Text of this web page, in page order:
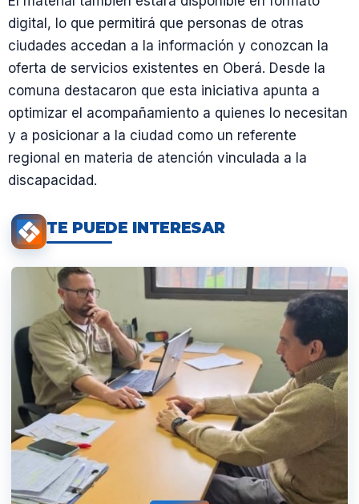
digital, lo que permitirá que personas de otras
ciudades accedan a la información y conozcan la
oferta de servicios existentes en Oberá. Desde la
comuna destacaron que esta iniciativa apunta a
optimizar el acompañamiento a quienes lo necesitan
y a posicionar a la ciudad como un referente
regional en materia de atención vinculada a la
discapacidad.
TE PUEDE INTERESAR